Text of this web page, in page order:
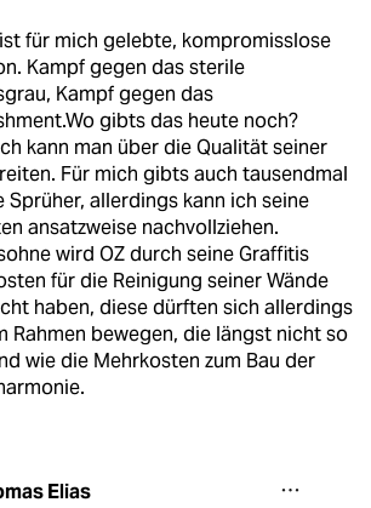
für mich gelebte, kompromisslose
Kampf gegen das sterile
Kampf gegen das
gibts das heute noch?
kann man über die Qualität seiner
Für mich gibts auch tausendmal
Sprüher, allerdings kann ich seine
ansatzweise nachvollziehen.
wird OZ durch seine Graffitis
für die Reinigung seiner Wände
haben, diese dürften sich allerdings
Rahmen bewegen, die längst nicht so
wie die Mehrkosten zum Bau der
Elias